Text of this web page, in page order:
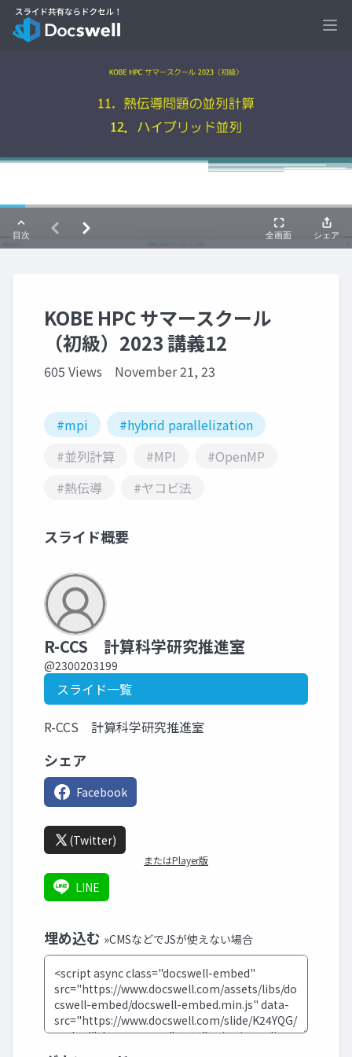
KOBE HPC サマースクール
（初級）2023 講義12
605 Views November 21, 23
#mpi
#hybrid parallelization
#並列計算
#MPI
#OpenMP
#熱伝導
#ヤコビ法
スライド概要
R-CCS 計算科学研究推進室
@2300203199
スライド一覧
R-CCS 計算科学研究推進室
シェア
Facebook
(Twitter)
またはPlayer版
LINE
埋め込む »CMSなどでJSが使えない場合